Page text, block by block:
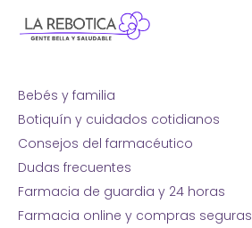
Bebés y familia
Botiquín y cuidados cotidianos
Consejos del farmacéutico
Dudas frecuentes
Farmacia de guardia y 24 horas
Farmacia online y compras seguras